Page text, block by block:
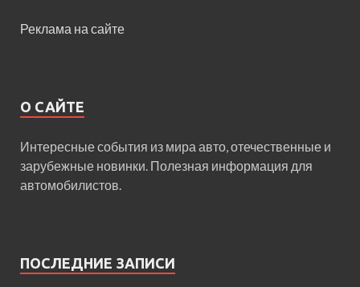
Реклама на сайте
О САЙТЕ
Интересные события из мира авто, отечественные и
зарубежные новинки. Полезная информация для
автомобилистов.
ПОСЛЕДНИЕ ЗАПИСИ